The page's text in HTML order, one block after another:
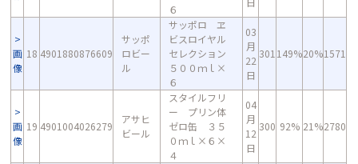
６
画
像
18 4901880876609
サッポ
ロビー
ル
サッポロ ヱ
ビスロイヤル
セレクション
５００ｍｌ×
６
03
月
22
日
301 149%20%1571
画
像
19 4901004026279
アサヒ
ビール
スタイルフリ
ー プリン体
ゼロ缶 ３５
０ｍｌ×６×
４
04
月
12
日
300 92% 21%2780